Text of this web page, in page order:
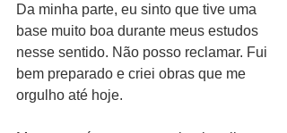
Da minha parte, eu sinto que tive uma
base muito boa durante meus estudos
nesse sentido. Não posso reclamar. Fui
bem preparado e criei obras que me
orgulho até hoje.